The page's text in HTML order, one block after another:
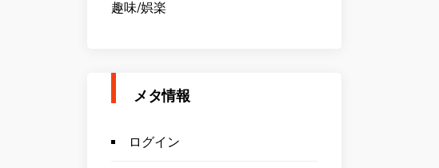
趣味/娯楽
メタ情報
ログイン